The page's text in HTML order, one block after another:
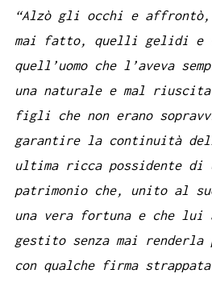
“Alzò gli occhi e affrontò,
mai fatto, quelli gelidi e
quell’uomo che l’aveva
una naturale e mal
figli che non erano
garantire la continuità
ultima ricca possidente di
patrimonio che, unito al
una vera fortuna e che lui
gestito senza mai renderla
con qualche firma